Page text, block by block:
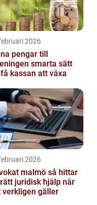
2026
pengar till
smarta sätt
kassan att växa
2026
malmö så hittar
juridisk hjälp när
verkligen gäller